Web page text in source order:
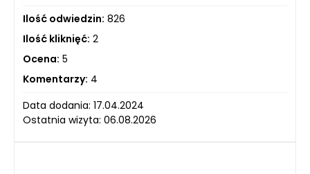
Ilość odwiedzin: 826
Ilość kliknięć: 2
Ocena: 5
Komentarzy: 4
Data dodania: 17.04.2024
Ostatnia wizyta: 06.08.2026